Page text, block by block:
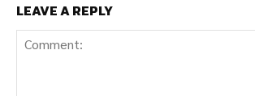
LEAVE A REPLY